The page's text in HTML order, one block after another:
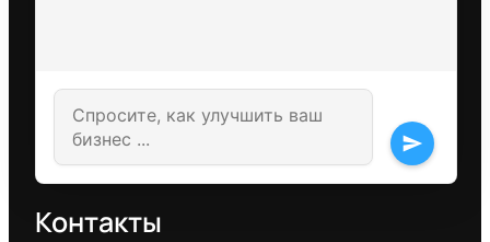
send
Контакты